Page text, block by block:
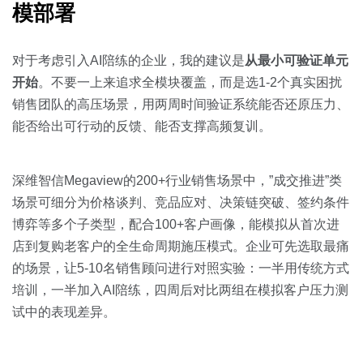
模部署
对于考虑引入AI陪练的企业，我的建议是从最小可验证单元
开始。不要一上来追求全模块覆盖，而是选1-2个真实困扰
销售团队的高压场景，用两周时间验证系统能否还原压力、
能否给出可行动的反馈、能否支撑高频复训。
深维智信Megaview的200+行业销售场景中，”成交推进”类
场景可细分为价格谈判、竞品应对、决策链突破、签约条件
博弈等多个子类型，配合100+客户画像，能模拟从首次进
店到复购老客户的全生命周期施压模式。企业可先选取最痛
的场景，让5-10名销售顾问进行对照实验：一半用传统方式
培训，一半加入AI陪练，四周后对比两组在模拟客户压力测
试中的表现差异。